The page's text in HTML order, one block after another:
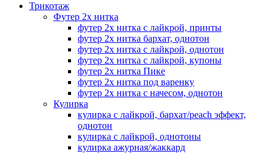
Трикотаж
Футер 2х нитка
футер 2х нитка с лайкрой, принты
футер 2х нитка бархат, однотон
футер 2х нитка с лайкрой, однотон
футер 2х нитка с лайкрой, купоны
футер 2х нитка Пике
футер 2х нитка под варенку
футер 2х нитка с начесом, однотон
Кулирка
кулирка с лайкрой, бархат/peach эффект,
однотон
кулирка с лайкрой, однотоны
кулирка ажурная/жаккард